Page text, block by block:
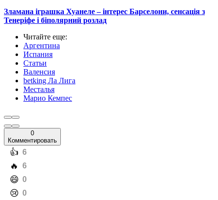
Зламана іграшка Хуанеле – інтерес Барселони, сенсація з
Тенеріфе і біполярний розлад
Читайте еще:
Аргентина
Испания
Статьи
Валенсия
betking Ла Лига
Месталья
Марио Кемпес
0
Комментировать
️👍 6
️🔥 6
️😄 0
️😢 0